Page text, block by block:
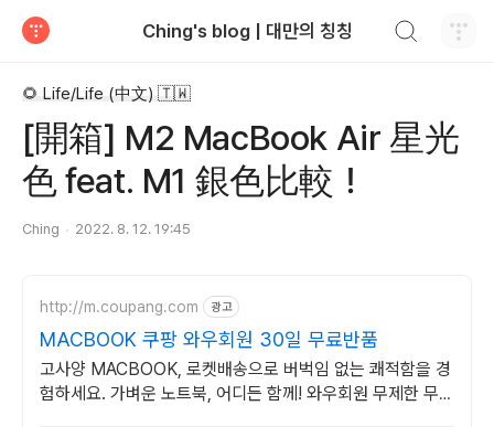
Ching's blog | 대만의 칭칭
🌻 Life/Life (中文) 🇹🇼
[開箱] M2 MacBook Air 星光
色 feat. M1 銀色比較！
Ching 2022. 8. 12. 19:45
http://m.coupang.com 광고
MACBOOK 쿠팡 와우회원 30일 무료반품
고사양 MACBOOK, 로켓배송으로 버벅임 없는 쾌적함을 경
험하세요. 가벼운 노트북, 어디든 함께! 와우회원 무제한 무료